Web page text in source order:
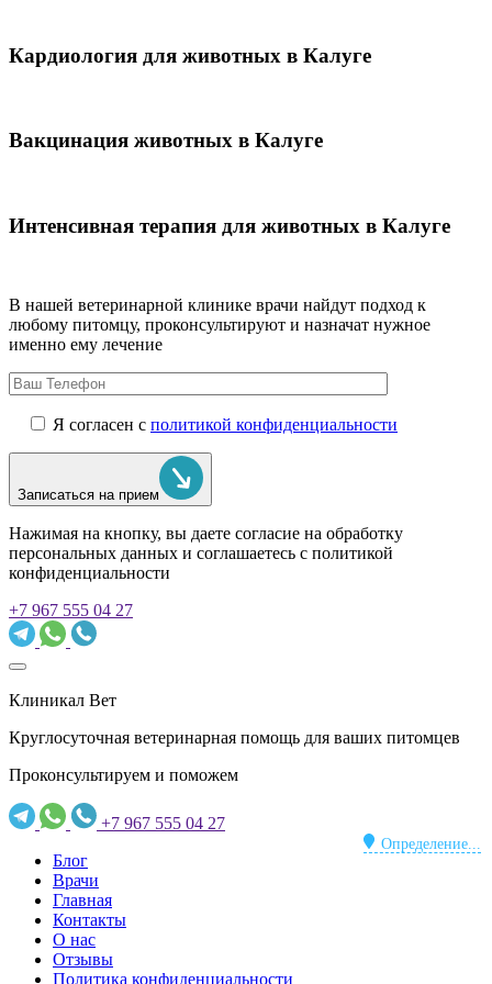
Кардиология для животных в Калуге
Вакцинация животных в Калуге
Интенсивная терапия для животных в Калуге
В нашей ветеринарной клинике врачи найдут подход к
любому питомцу, проконсультируют и назначат нужное
именно ему лечение
Я согласен с политикой конфиденциальности
Записаться на прием
Нажимая на кнопку, вы даете согласие на обработку
персональных данных и соглашаетесь c политикой
конфиденциальности
+7 967 555 04 27
Клиникал Вет
Круглосуточная ветеринарная помощь для ваших питомцев
Проконсультируем и поможем
+7 967 555 04 27
Определение...
Блог
Врачи
Главная
Контакты
О нас
Отзывы
Политика конфиденциальности